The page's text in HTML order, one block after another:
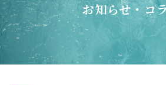
お知らせ・コ